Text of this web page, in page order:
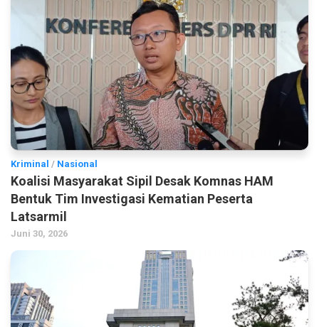
Kriminal / Nasional
Koalisi Masyarakat Sipil Desak Komnas HAM
Bentuk Tim Investigasi Kematian Peserta
Latsarmil
Juni 30, 2026